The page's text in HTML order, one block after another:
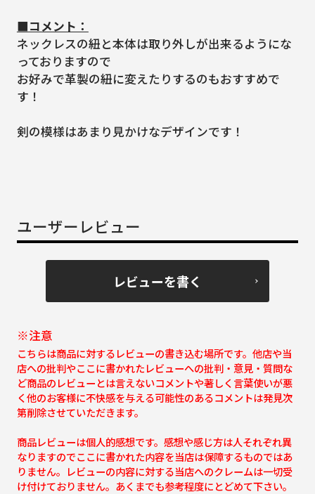
■コメント：
ネックレスの紐と本体は取り外しが出来るようにな
っておりますので
お好みで革製の紐に変えたりするのもおすすめで
す！
剣の模様はあまり見かけなデザインです！
ユーザーレビュー
レビューを書く
※注意
こちらは商品に対するレビューの書き込む場所です。他店や当
店への批判やここに書かれたレビューへの批判・意見・質問な
ど商品のレビューとは言えないコメントや著しく言葉使いが悪
く他のお客様に不快感を与える可能性のあるコメントは発見次
第削除させていただきます。
商品レビューは個人的感想です。感想や感じ方は人それぞれ異
なりますのでここに書かれた内容を当店は保障するものではあ
りません。レビューの内容に対する当店へのクレームは一切受
け付けておりません。あくまでも参考程度にとどめて下さい。